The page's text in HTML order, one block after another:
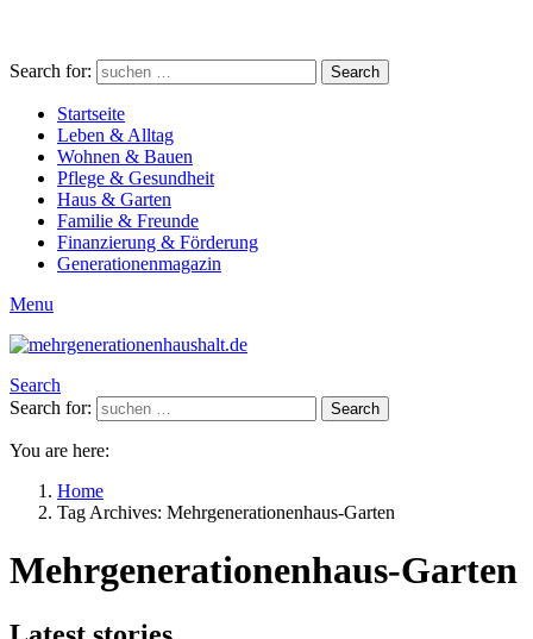
Search for: Search
Startseite
Leben & Alltag
Wohnen & Bauen
Pflege & Gesundheit
Haus & Garten
Familie & Freunde
Finanzierung & Förderung
Generationenmagazin
Menu
Search
Search for:
Search
You are here:
Home
Tag Archives: Mehrgenerationenhaus-Garten
Mehrgenerationenhaus-Garten